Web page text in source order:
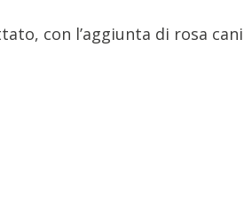
con l’aggiunta di rosa